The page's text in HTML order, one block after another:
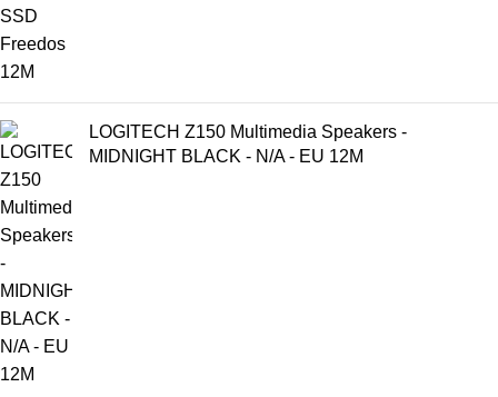
LOGITECH Z150 Multimedia Speakers -
MIDNIGHT BLACK - N/A - EU 12M